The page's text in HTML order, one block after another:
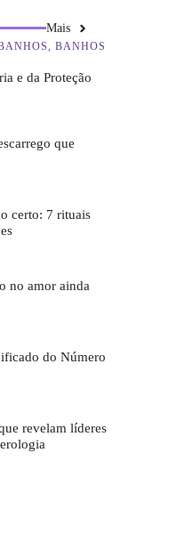
Mais
BANHOS
e da Proteção
que
certo: 7 rituais
no amor ainda
do Número
revelam líderes